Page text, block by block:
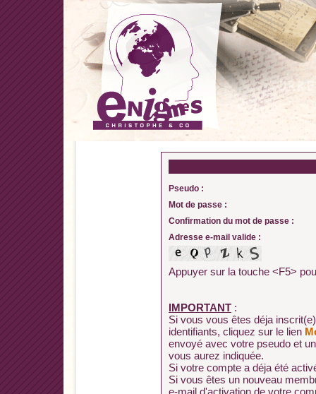
Pseudo :
Mot de passe :
Confirmation du mot de passe :
Adresse e-mail valide :
Appuyer sur la touche <F5>
IMPORTANT :
Si vous vous êtes déja
identifiants, cliquez sur le lien
envoyé avec votre pseudo et
vous aurez indiquée.
Si votre compte a déja été
Si vous êtes un nouveau
e-mail d'activation de votre